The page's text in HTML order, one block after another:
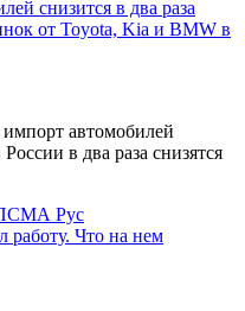
от Toyota, Kia и BMW в
автомобилей
в два раза снизятся
Что на нем